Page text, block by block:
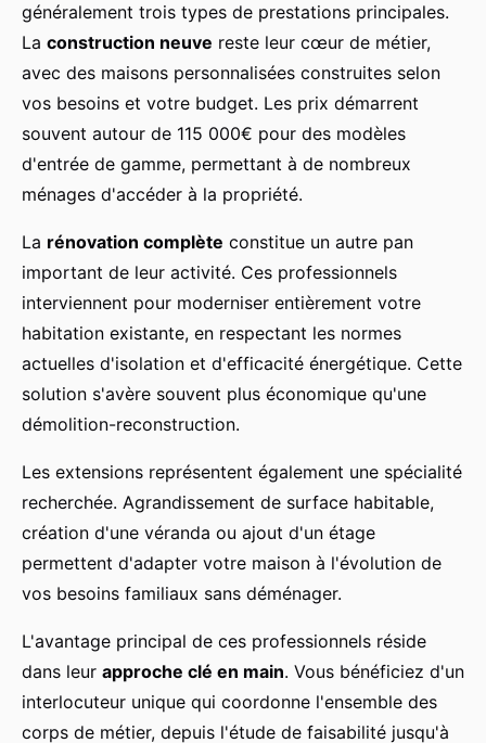
généralement trois types de prestations principales.
La construction neuve reste leur cœur de métier,
avec des maisons personnalisées construites selon
vos besoins et votre budget. Les prix démarrent
souvent autour de 115 000€ pour des modèles
d'entrée de gamme, permettant à de nombreux
ménages d'accéder à la propriété.
La rénovation complète constitue un autre pan
important de leur activité. Ces professionnels
interviennent pour moderniser entièrement votre
habitation existante, en respectant les normes
actuelles d'isolation et d'efficacité énergétique. Cette
solution s'avère souvent plus économique qu'une
démolition-reconstruction.
Les extensions représentent également une spécialité
recherchée. Agrandissement de surface habitable,
création d'une véranda ou ajout d'un étage
permettent d'adapter votre maison à l'évolution de
vos besoins familiaux sans déménager.
L'avantage principal de ces professionnels réside
dans leur approche clé en main. Vous bénéficiez d'un
interlocuteur unique qui coordonne l'ensemble des
corps de métier, depuis l'étude de faisabilité jusqu'à